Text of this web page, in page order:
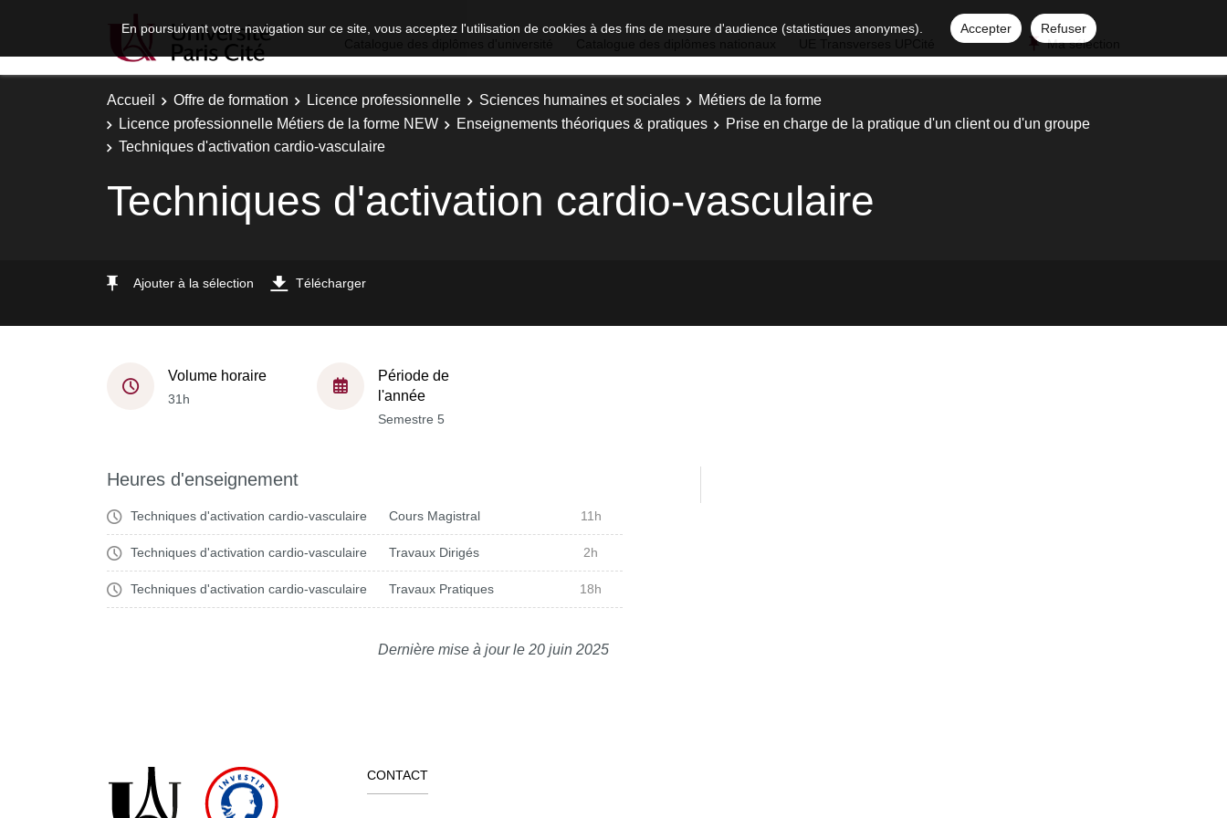
En poursuivant votre navigation sur ce site, vous acceptez l'utilisation de cookies à des fins de mesure d'audience (statistiques anonymes). Accepter
Refuser
Ma sélection
Accueil Offre de formation Licence professionnelle Sciences humaines et sociales
Métiers de la forme
Licence professionnelle Métiers de la forme NEW
Enseignements théoriques & pratiques
Prise en charge de la pratique d'un client ou d'un groupe
Techniques d'activation cardio-vasculaire
Techniques d'activation cardio-vasculaire
Ajouter à la sélection Télécharger
Volume horaire
31h
Période de
l'année
Semestre 5
Heures d'enseignement
Techniques d'activation cardio-vasculaire Cours Magistral 11h
Techniques d'activation cardio-vasculaire Travaux Dirigés 2h
Techniques d'activation cardio-vasculaire Travaux Pratiques 18h
Dernière mise à jour le 20 juin 2025
CONTACT